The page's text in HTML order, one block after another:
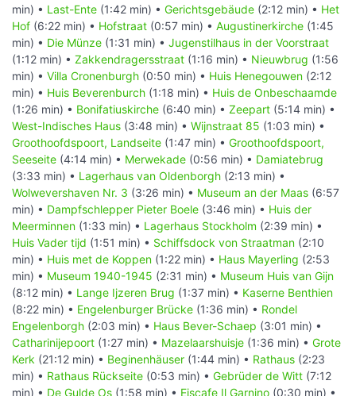
min) • Last-Ente (1:42 min) • Gerichtsgebäude (2:12 min) • Het
Hof (6:22 min) • Hofstraat (0:57 min) • Augustinerkirche (1:45
min) • Die Münze (1:31 min) • Jugenstilhaus in der Voorstraat
(1:12 min) • Zakkendragersstraat (1:16 min) • Nieuwbrug (1:56
min) • Villa Cronenburgh (0:50 min) • Huis Henegouwen (2:12
min) • Huis Beverenburch (1:18 min) • Huis de Onbeschaamde
(1:26 min) • Bonifatiuskirche (6:40 min) • Zeepart (5:14 min) •
West-Indisches Haus (3:48 min) • Wijnstraat 85 (1:03 min) •
Groothoofdspoort, Landseite (1:47 min) • Groothoofdspoort,
Seeseite (4:14 min) • Merwekade (0:56 min) • Damiatebrug
(3:33 min) • Lagerhaus van Oldenborgh (2:13 min) •
Wolwevershaven Nr. 3 (3:26 min) • Museum an der Maas (6:57
min) • Dampfschlepper Pieter Boele (3:46 min) • Huis der
Meerminnen (1:33 min) • Lagerhaus Stockholm (2:39 min) •
Huis Vader tijd (1:51 min) • Schiffsdock von Straatman (2:10
min) • Huis met de Koppen (1:22 min) • Haus Mayerling (2:53
min) • Museum 1940-1945 (2:31 min) • Museum Huis van Gijn
(8:12 min) • Lange Ijzeren Brug (1:37 min) • Kaserne Benthien
(8:22 min) • Engelenburger Brücke (1:36 min) • Rondel
Engelenborgh (2:03 min) • Haus Bever-Schaep (3:01 min) •
Catharinijepoort (1:27 min) • Mazelaarshuisje (1:36 min) • Grote
Kerk (21:12 min) • Beginenhäuser (1:44 min) • Rathaus (2:23
min) • Rathaus Rückseite (0:53 min) • Gebrüder de Witt (7:12
min) • De Gulde Os (1:58 min) • Eiscafe Il Garnino (0:30 min) •